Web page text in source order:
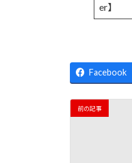
er】
Facebook
前の記事